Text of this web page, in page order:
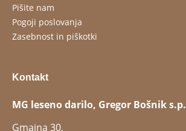
Pišite nam
Pogoji poslovanja
Zasebnost in piškotki
Kontakt
MG leseno darilo, Gregor Bošnik s.p.
Gmajna 30,